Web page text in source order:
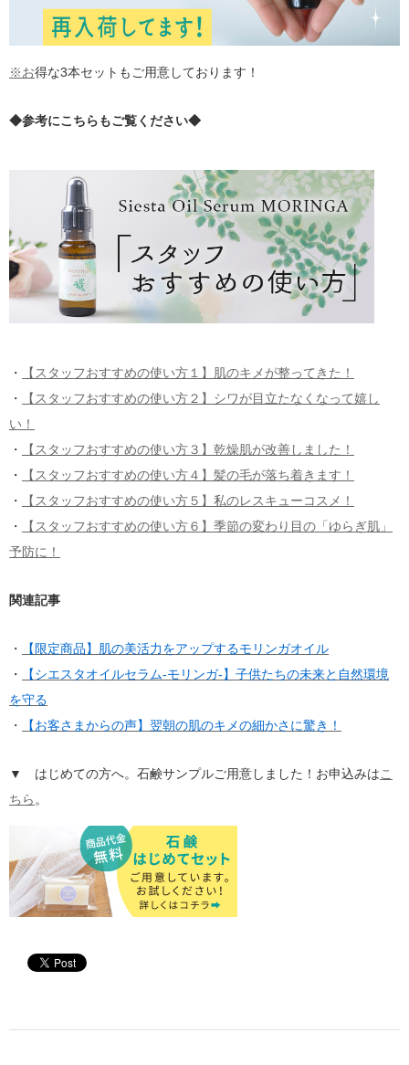
※お得な3本セットもご用意しております！
◆参考にこちらもご覧ください◆
・
【スタッフおすすめの使い方１】肌のキメが整ってきた！
・
【スタッフおすすめの使い方２】シワが目立たなくなって嬉し
い！
・
【スタッフおすすめの使い方３】乾燥肌が改善しました！
・
【スタッフおすすめの使い方４】髪の毛が落ち着きます！
・
【スタッフおすすめの使い方５】私のレスキューコスメ！
・
【スタッフおすすめの使い方６】季節の変わり目の「ゆらぎ肌」
予防に！
関連記事
・
【限定商品】肌の美活力をアップするモリンガオイル
・
【シエスタオイルセラム-モリンガ-】子供たちの未来と自然環境
を守る
・
【お客さまからの声】翌朝の肌のキメの細かさに驚き！
▼ はじめての方へ。石鹸サンプルご用意しました！お申込みはこ
ちら 。